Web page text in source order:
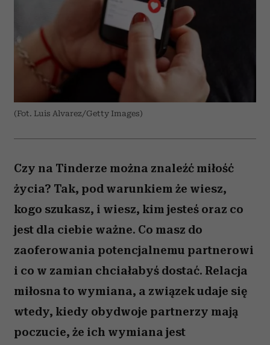
(Fot. Luis Alvarez/Getty Images)
Czy na Tinderze można znaleźć miłość
życia? Tak, pod warunkiem że wiesz,
kogo szukasz, i wiesz, kim jesteś oraz co
jest dla ciebie ważne. Co masz do
zaoferowania potencjalnemu partnerowi
i co w zamian chciałabyś dostać. Relacja
miłosna to wymiana, a związek udaje się
wtedy, kiedy obydwoje partnerzy mają
poczucie, że ich wymiana jest